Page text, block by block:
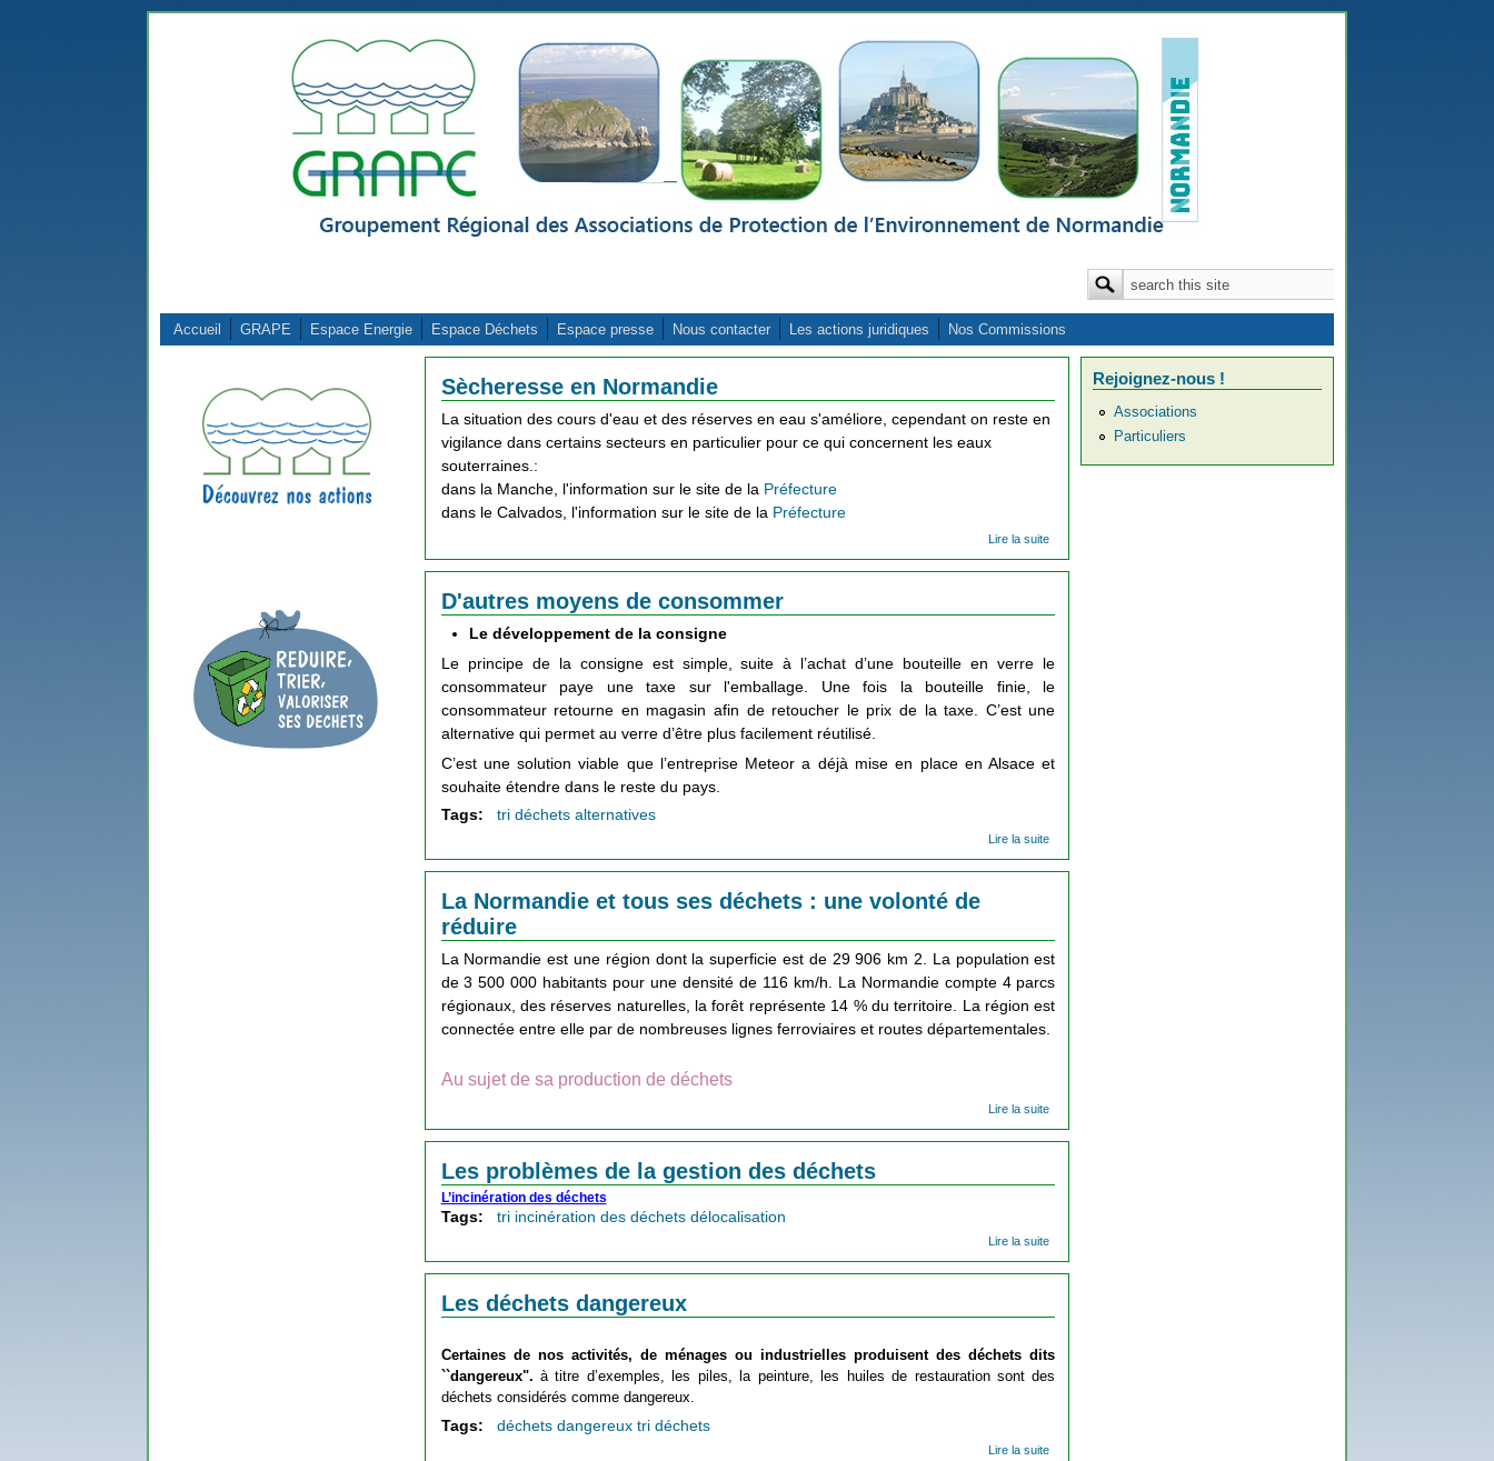
Formulaire de recherche
Rechercher
Accueil GRAPE Espace Energie Espace Déchets Espace presse Nous contacter Les actions juridiques Nos Commissions
Sècheresse en Normandie
La situation des cours d'eau et des réserves en eau s'améliore, cependant on reste en
vigilance dans certains secteurs en particulier pour ce qui concernent les eaux
souterraines.:
dans la Manche, l'information sur le site de la Préfecture
dans le Calvados, l'information sur le site de la Préfecture
Lire la suite
en
D'autres moyens de consommer
Le développement de la consigne
Le principe de la consigne est simple, suite à l’achat d’une bouteille en verre le
consommateur paye une taxe sur l'emballage. Une fois la bouteille finie, le
consommateur retourne en magasin afin de retoucher le prix de la taxe. C’est une
alternative qui permet au verre d’être plus facilement réutilisé.
C’est une solution viable que l’entreprise Meteor a déjà mise en place en Alsace et
souhaite étendre dans le reste du pays.
Tags:
tri déchets alternatives
Lire la suite
consommer
La Normandie et tous ses déchets : une volonté de
réduire
La Normandie est une région dont la superficie est de 29 906 km 2. La population est
de 3 500 000 habitants pour une densité de 116 km/h. La Normandie compte 4 parcs
régionaux, des réserves naturelles, la forêt représente 14 % du territoire. La région est
connectée entre elle par de nombreuses lignes ferroviaires et routes départementales.
Au sujet de sa production de déchets
Lire la suite
et tous
Les problèmes de la gestion des déchets
L’incinération des déchets
Tags: tri incinération des déchets délocalisation
Lire la suite
de la
Les déchets dangereux
Certaines de nos activités, de ménages ou industrielles produisent des déchets dits
``dangereux". à titre d’exemples, les piles, la peinture, les huiles de restauration sont des
déchets considérés comme dangereux.
Tags: déchets dangereux tri déchets
Lire la suite
Rejoignez-nous !
Associations
Particuliers